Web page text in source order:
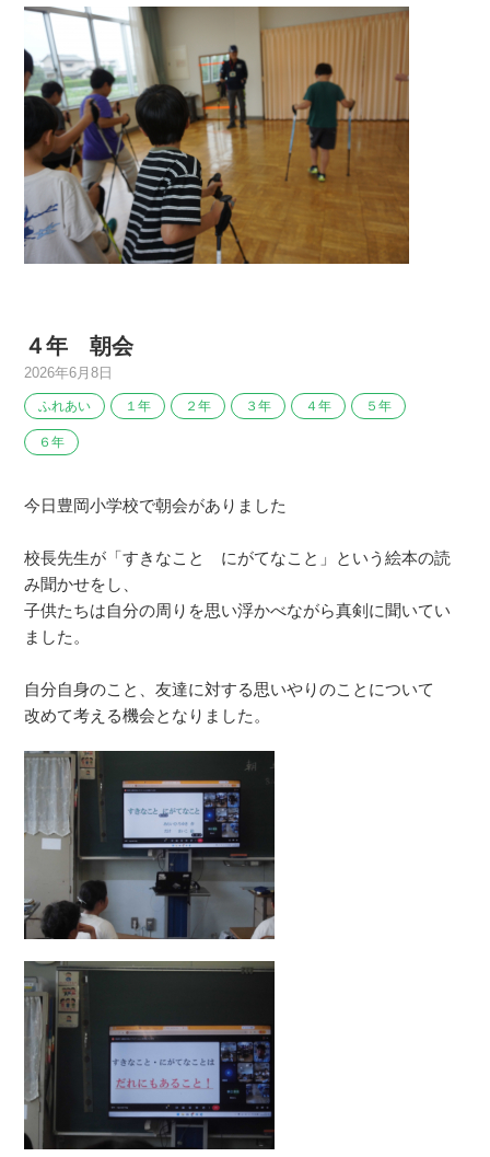
４年 朝会
2026年6月8日
ふれあい １年 ２年 ３年 ４年 ５年
６年
今日豊岡小学校で朝会がありました
校長先生が「すきなこと にがてなこと」という絵本の読
み聞かせをし、
子供たちは自分の周りを思い浮かべながら真剣に聞いてい
ました。
自分自身のこと、友達に対する思いやりのことについて
改めて考える機会となりました。